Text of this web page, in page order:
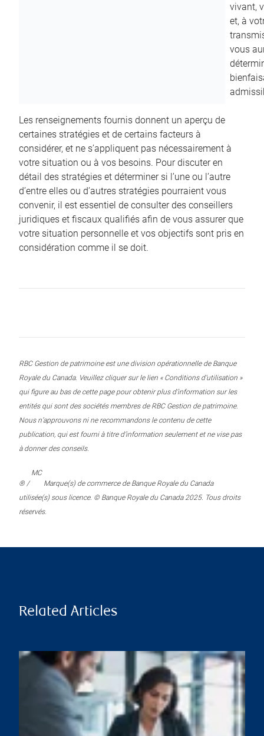
vivant,
et, à
vous
Les renseignements fournis donnent un aperçu de
certaines stratégies et de certains facteurs à
considérer, et ne s’appliquent pas nécessairement à
votre situation ou à vos besoins. Pour discuter en
détail des stratégies et déterminer si l’une ou l’autre
d’entre elles ou d’autres stratégies pourraient vous
convenir, il est essentiel de consulter des conseillers
juridiques et fiscaux qualifiés afin de vous assurer que
votre situation personnelle et vos objectifs sont pris en
considération comme il se doit.
RBC Gestion de patrimoine est une division opérationnelle de Banque
Royale du Canada. Veuillez cliquer sur le lien « Conditions d’utilisation »
qui figure au bas de cette page pour obtenir plus d’information sur les
entités qui sont des sociétés membres de RBC Gestion de patrimoine.
Nous n’approuvons ni ne recommandons le contenu de cette
publication, qui est fourni à titre d’information seulement et ne vise pas
à donner des conseils.
® /
MC
Marque(s) de commerce de Banque Royale du Canada
utilisée(s) sous licence. © Banque Royale du Canada 2025. Tous droits
réservés.
Related Articles